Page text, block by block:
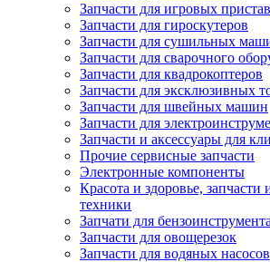
Запчасти для игровых
Запчасти для гироскутеров
Запчасти для сушильных
Запчасти для сварочного
Запчасти для квадрокоптеров
Запчасти для эксклюзивных
Запчасти для швейных машин
Запчасти для
Запчасти и аксессуары для
Прочие сервисные запчасти
Электронные компоненты
Красота и здоровье, запчасти
техники
Запчати для бензоинструмента
Запчасти для овощерезок
Запчасти для водяных насосов